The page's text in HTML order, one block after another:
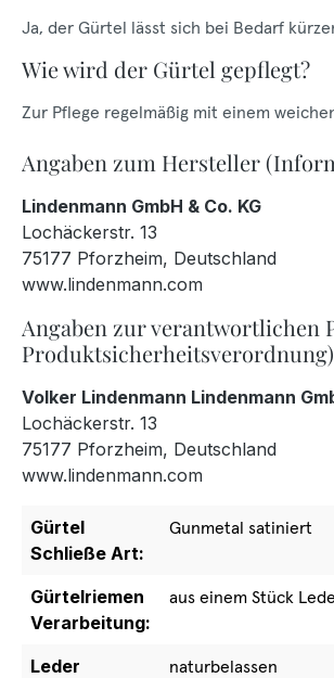
Ja, der Gürtel lässt sich bei Bedarf
Wie wird der Gürtel gepflegt?
Zur Pflege regelmäßig mit einem
Angaben zum Hersteller
Lindenmann GmbH & Co. KG
Lochäckerstr. 13
75177 Pforzheim, Deutschland
www.lindenmann.com
Angaben zur verantwortlichen
Produktsicherheitsverordnung)
Volker Lindenmann Lindenmann
Lochäckerstr. 13
75177 Pforzheim, Deutschland
www.lindenmann.com
Gürtel
Schließe Art:
Gunmetal satiniert
Gürtelriemen
Verarbeitung:
aus einem Stück
Leder
naturbelassen